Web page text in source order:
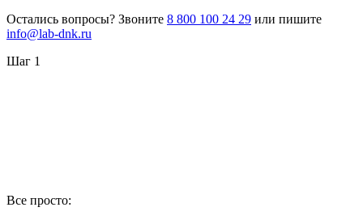
Остались вопросы? Звоните 8 800 100 24 29 или пишите
info@lab-dnk.ru
Шаг 1
Все просто: